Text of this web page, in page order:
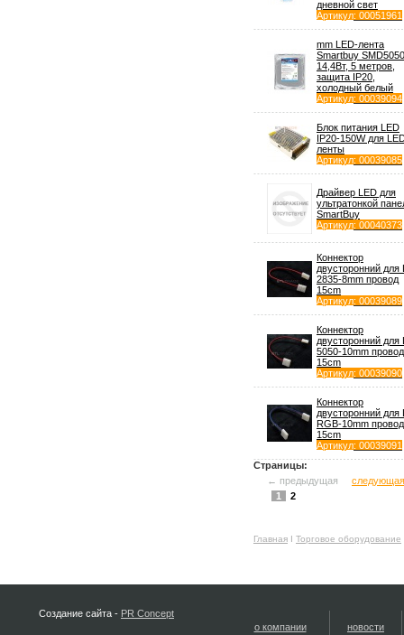
дневной свет
Артикул: 00051961
mm LED-лента
Smartbuy
14,4Вт, 5 метров,
защита IP20,
холодный белый
Артикул: 00039094
Блок питания LED
IP20-150W для
ленты
Артикул: 00039085
Драйвер LED для
ультратонкой
SmartBuy
Артикул: 00040373
Коннектор
двусторонний для
2835-8mm провод
15cm
Артикул: 00039089
Коннектор
двусторонний для
5050-10mm провод
15cm
Артикул: 00039090
Коннектор
двусторонний для
RGB-10mm провод
15cm
Артикул: 00039091
Страницы:
← предыдущая
1
2
Главная Ι Торговое оборудование
Создание сайта - PR Concept
о компании
новости